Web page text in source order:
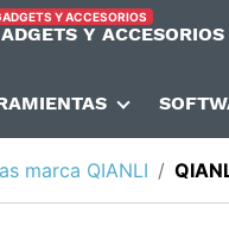
Y ACCESORIOS
Y ACCESORIOS
marca QIANLI